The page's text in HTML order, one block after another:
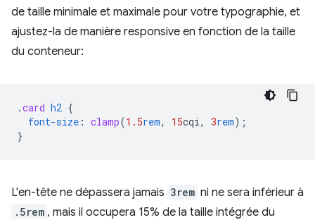
de taille minimale et maximale pour votre typographie, et
ajustez-la de manière responsive en fonction de la taille
du conteneur:
.card h2 {
font-size : clamp(1.5rem, 15cqi, 3rem);
}
L'en-tête ne dépassera jamais 3rem ni ne sera inférieur à
.5rem , mais il occupera 15% de la taille intégrée du